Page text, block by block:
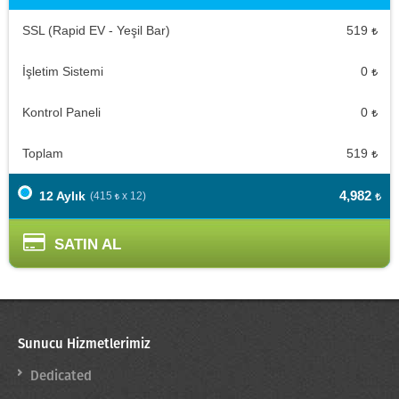
SSL (Rapid EV - Yeşil Bar) 519
İşletim Sistemi 0
Kontrol Paneli 0
Toplam 519
12 Aylık (415 x 12) 4,982
SATIN AL
Sunucu Hizmetlerimiz
Dedicated